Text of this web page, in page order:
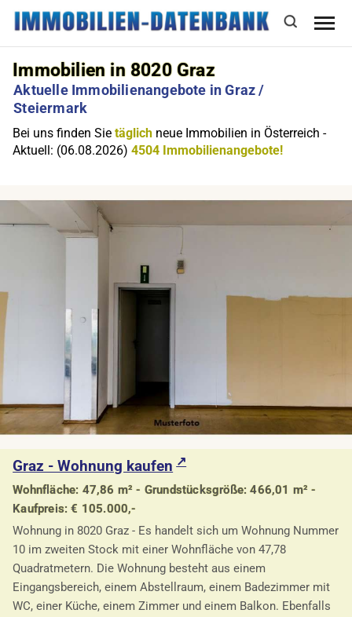
Immobilien in 8020 Graz
Aktuelle Immobilienangebote in Graz /
Steiermark
Bei uns finden Sietäglich neue Immobilien in Österreich -
Aktuell: (06.08.2026)4504 Immobilienangebote!
Graz - Wohnung kaufen
Wohnfläche: 47,86 m² - Grundstücksgröße: 466,01 m² -
Kaufpreis: € 105.000,-
Wohnung in 8020 Graz - Es handelt sich um Wohnung Nummer
10 im zweiten Stock mit einer Wohnfläche von 47,78
Quadratmetern. Die Wohnung besteht aus einem
Eingangsbereich, einem Abstellraum, einem Badezimmer mit
WC, einer Küche, einem Zimmer und einem Balkon. Ebenfalls